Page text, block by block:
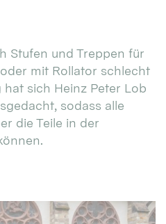
Stufen und Treppen für
mit Rollator schlecht
sich Heinz Peter Lob
sodass alle
die Teile in der